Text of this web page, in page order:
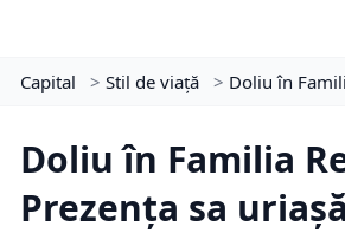
Capital > Stil de viață > Doliu în
Doliu în Familia
Prezența sa